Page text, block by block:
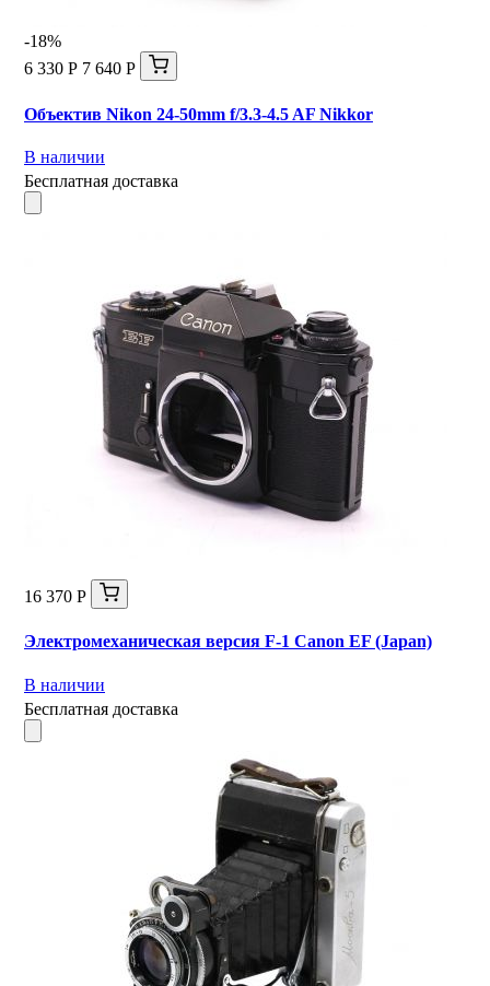
-18%
6 330 Р 7 640 Р
Объектив Nikon 24-50mm f/3.3-4.5 AF Nikkor
В наличии
Бесплатная доставка
16 370 Р
Электромеханическая версия F-1 Canon EF (Japan)
В наличии
Бесплатная доставка